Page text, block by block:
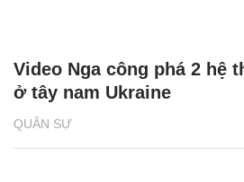
QUÂN SỰ
Video Nga công phá 2 hệ
ở tây nam Ukraine